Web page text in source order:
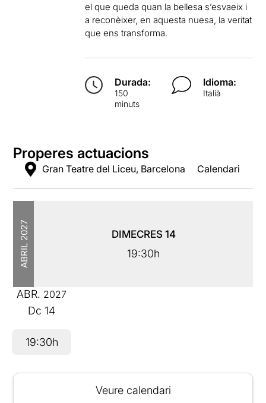
el que queda quan la bellesa s’esvaeix i
a reconèixer, en aquesta nuesa, la veritat
que ens transforma.
Durada:
150
minuts
Idioma:
Italià
Properes actuacions
Gran Teatre del Liceu, Barcelona Calendari
ABRIL
2027 DIMECRES 14
19:30h
ABR. 2027
Dc14
19:30h
Veure calendari